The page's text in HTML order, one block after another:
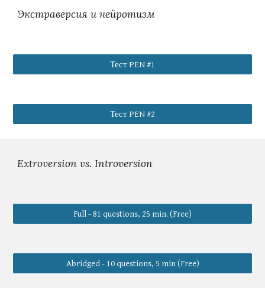
Экстраверсия и нейротизм
Тест PEN #1
Тест PEN #2
Extroversion vs. Introversion
Full - 81 questions, 25 min. (Free)
Abridged - 10 questions, 5 min (Free)